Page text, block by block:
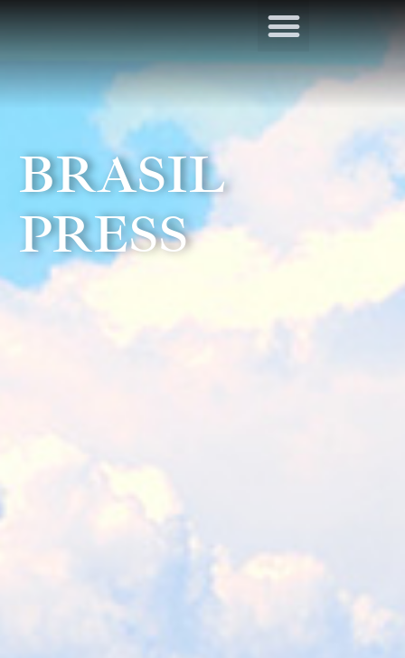
BRASIL
PRESS